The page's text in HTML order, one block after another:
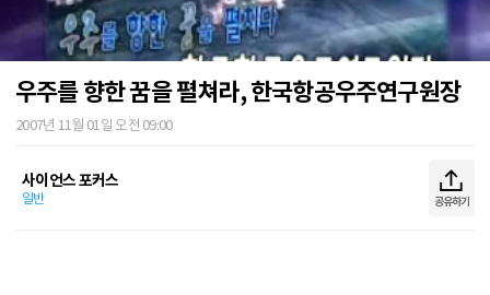
우주를 향한 꿈을 펼쳐라, 한국항공우주연구원장
2007년 11월 01일 오전 09:00
사이언스 포커스
일반 공유하기